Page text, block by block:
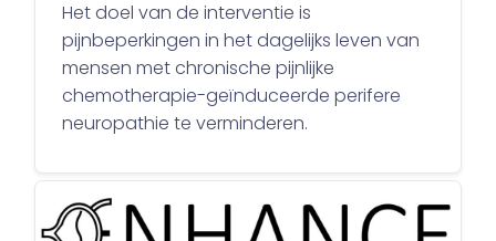
Het doel van de interventie is
pijnbeperkingen in het dagelijks leven van
mensen met chronische pijnlijke
chemotherapie-geïnduceerde perifere
neuropathie te verminderen.